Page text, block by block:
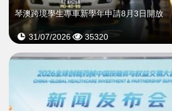
琴澳跨境學生專車新學年申請8月3日開放
31/07/2026 35320